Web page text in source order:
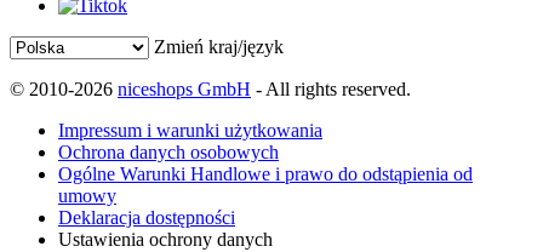
Zmień kraj/język
© 2010-2026 niceshops GmbH - All rights reserved.
Impressum i warunki użytkowania
Ochrona danych osobowych
Ogólne Warunki Handlowe i prawo do odstąpienia od
umowy
Deklaracja dostępności
Ustawienia ochrony danych